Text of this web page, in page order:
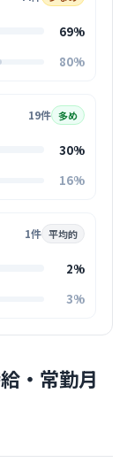
69%
80%
19件 多め
30%
16%
1件 平均的
2%
3%
・常勤月